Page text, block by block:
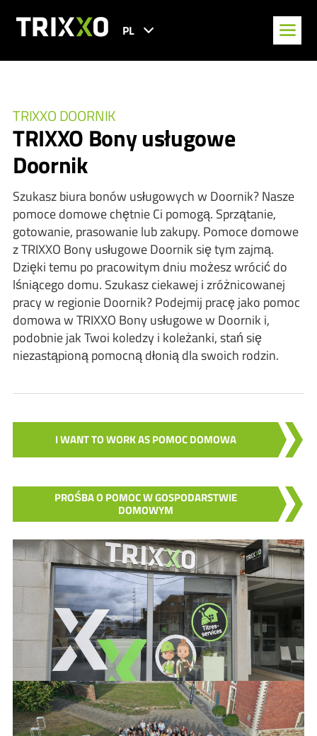
PL
TRIXXO DOORNIK
TRIXXO Bony usługowe
Doornik
Szukasz biura bonów usługowych w Doornik? Nasze
pomoce domowe chętnie Ci pomogą. Sprzątanie,
gotowanie, prasowanie lub zakupy. Pomoce domowe
z TRIXXO Bony usługowe Doornik się tym zajmą.
Dzięki temu po pracowitym dniu możesz wrócić do
lśniącego domu. Szukasz ciekawej i zróżnicowanej
pracy w regionie Doornik? Podejmij pracę jako pomoc
domowa w TRIXXO Bony usługowe w Doornik i,
podobnie jak Twoi koledzy i koleżanki, stań się
niezastąpioną pomocną dłonią dla swoich rodzin.
I WANT TO WORK AS POMOC DOMOWA
PROŚBA O POMOC W GOSPODARSTWIE
DOMOWYM